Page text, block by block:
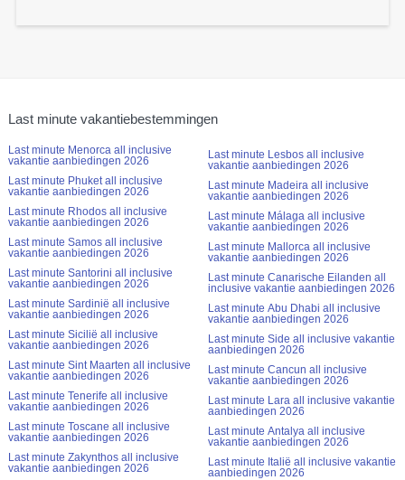
Last minute vakantiebestemmingen
Last minute Menorca all inclusive
vakantie aanbiedingen 2026
Last minute Phuket all inclusive
vakantie aanbiedingen 2026
Last minute Rhodos all inclusive
vakantie aanbiedingen 2026
Last minute Samos all inclusive
vakantie aanbiedingen 2026
Last minute Santorini all inclusive
vakantie aanbiedingen 2026
Last minute Sardinië all inclusive
vakantie aanbiedingen 2026
Last minute Sicilië all inclusive
vakantie aanbiedingen 2026
Last minute Sint Maarten all inclusive
vakantie aanbiedingen 2026
Last minute Tenerife all inclusive
vakantie aanbiedingen 2026
Last minute Toscane all inclusive
vakantie aanbiedingen 2026
Last minute Zakynthos all inclusive
vakantie aanbiedingen 2026
Last minute Lesbos all inclusive
vakantie aanbiedingen 2026
Last minute Madeira all inclusive
vakantie aanbiedingen 2026
Last minute Málaga all inclusive
vakantie aanbiedingen 2026
Last minute Mallorca all inclusive
vakantie aanbiedingen 2026
Last minute Canarische Eilanden all
inclusive vakantie aanbiedingen 2026
Last minute Abu Dhabi all inclusive
vakantie aanbiedingen 2026
Last minute Side all inclusive vakantie
aanbiedingen 2026
Last minute Cancun all inclusive
vakantie aanbiedingen 2026
Last minute Lara all inclusive vakantie
aanbiedingen 2026
Last minute Antalya all inclusive
vakantie aanbiedingen 2026
Last minute Italië all inclusive vakantie
aanbiedingen 2026